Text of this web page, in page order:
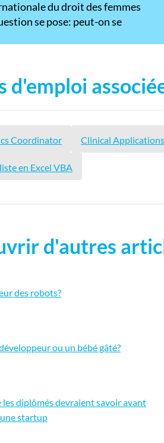
du droit des femmes
se pose: peut-on se
d'emploi
Coordinator Clinical
en Excel VBA
d'autres
des robots?
ou un bébé gâté?
les diplômés devraient savoir avant
startup